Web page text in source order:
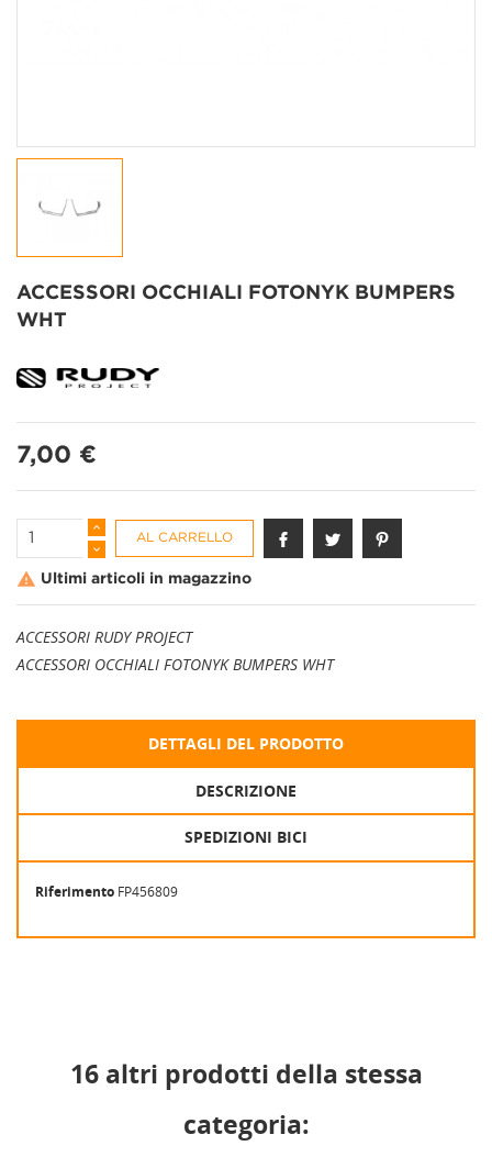
ACCESSORI OCCHIALI FOTONYK BUMPERS
WHT
7,00 €
AL CARRELLO
 Ultimi articoli in magazzino
ACCESSORI RUDY PROJECT
ACCESSORI OCCHIALI FOTONYK BUMPERS WHT
DETTAGLI DEL PRODOTTO
DESCRIZIONE
SPEDIZIONI BICI
Riferimento FP456809
16 altri prodotti della stessa
categoria: